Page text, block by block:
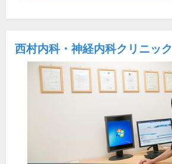
西村内科・神経内科クリニック